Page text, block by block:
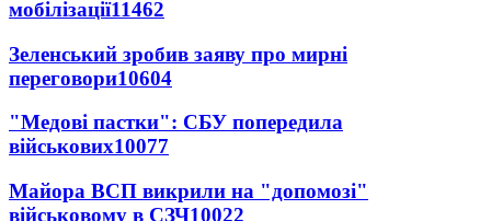
мобілізації11462
Зеленський зробив заяву про мирні
переговори10604
"Медові пастки": СБУ попередила
військових10077
Майора ВСП викрили на "допомозі"
військовому в СЗЧ10022